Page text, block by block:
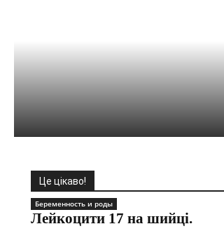
Це цікаво!
Беременность и роды
Лейкоцити 17 на шийці.